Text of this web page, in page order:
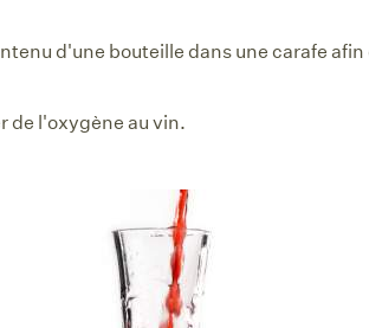
d'une bouteille dans une carafe
de l'oxygène au vin.